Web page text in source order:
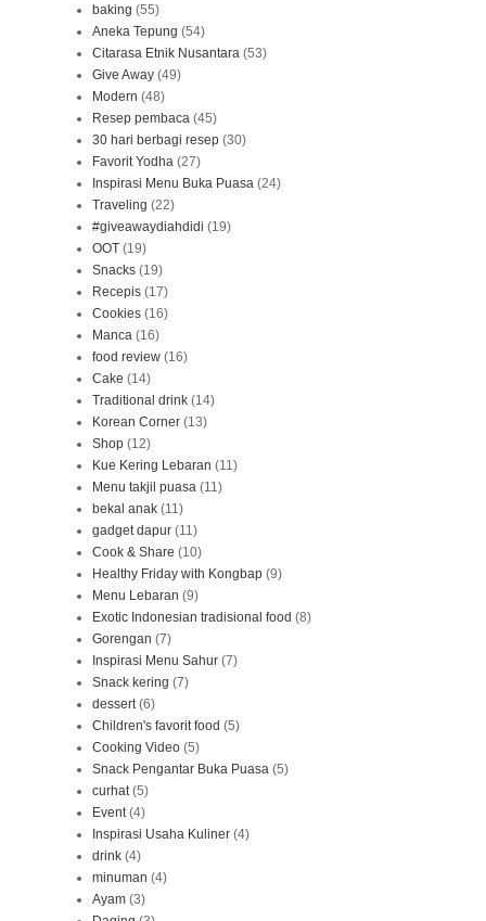
baking (55)
Aneka Tepung (54)
Citarasa Etnik Nusantara (53)
Give Away (49)
Modern (48)
Resep pembaca (45)
30 hari berbagi resep (30)
Favorit Yodha (27)
Inspirasi Menu Buka Puasa (24)
Traveling (22)
#giveawaydiahdidi (19)
OOT (19)
Snacks (19)
Recepis (17)
Cookies (16)
Manca (16)
food review (16)
Cake (14)
Traditional drink (14)
Korean Corner (13)
Shop (12)
Kue Kering Lebaran (11)
Menu takjil puasa (11)
bekal anak (11)
gadget dapur (11)
Cook & Share (10)
Healthy Friday with Kongbap (9)
Menu Lebaran (9)
Exotic Indonesian tradisional food (8)
Gorengan (7)
Inspirasi Menu Sahur (7)
Snack kering (7)
dessert (6)
Children's favorit food (5)
Cooking Video (5)
Snack Pengantar Buka Puasa (5)
curhat (5)
Event (4)
Inspirasi Usaha Kuliner (4)
drink (4)
minuman (4)
Ayam (3)